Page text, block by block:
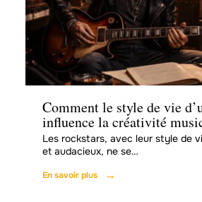
Loisirs
Comment le style de vie
influence la créativité
Les rockstars, avec leur style de
et audacieux, ne se…
En savoir plus